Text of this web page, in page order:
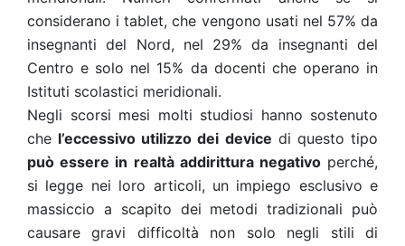
considerano i tablet, che vengono usati nel 57% da
insegnanti del Nord, nel 29% da insegnanti del
Centro e solo nel 15% da docenti che operano in
Istituti scolastici meridionali.
Negli scorsi mesi molti studiosi hanno sostenuto
che l’eccessivo utilizzo dei device di questo tipo
può essere in realtà addirittura negativoperché,
si legge nei loro articoli, un impiego esclusivo e
massiccio a scapito dei metodi tradizionali può
causare gravi difficoltà non solo negli stili di